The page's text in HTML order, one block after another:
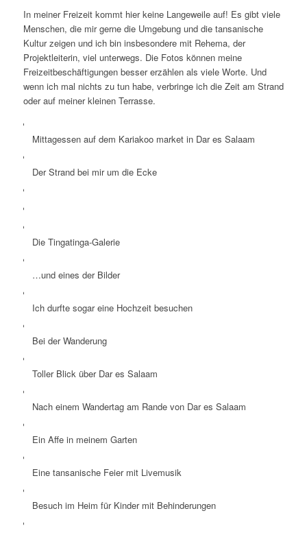
In meiner Freizeit kommt hier keine Langeweile auf! Es gibt viele
Menschen, die mir gerne die Umgebung und die tansanische
Kultur zeigen und ich bin insbesondere mit Rehema, der
Projektleiterin, viel unterwegs. Die Fotos können meine
Freizeitbeschäftigungen besser erzählen als viele Worte. Und
wenn ich mal nichts zu tun habe, verbringe ich die Zeit am Strand
oder auf meiner kleinen Terrasse.
Mittagessen auf dem Kariakoo market in Dar es Salaam
Der Strand bei mir um die Ecke
Die Tingatinga-Galerie
…und eines der Bilder
Ich durfte sogar eine Hochzeit besuchen
Bei der Wanderung
Toller Blick über Dar es Salaam
Nach einem Wandertag am Rande von Dar es Salaam
Ein Affe in meinem Garten
Eine tansanische Feier mit Livemusik
Besuch im Heim für Kinder mit Behinderungen